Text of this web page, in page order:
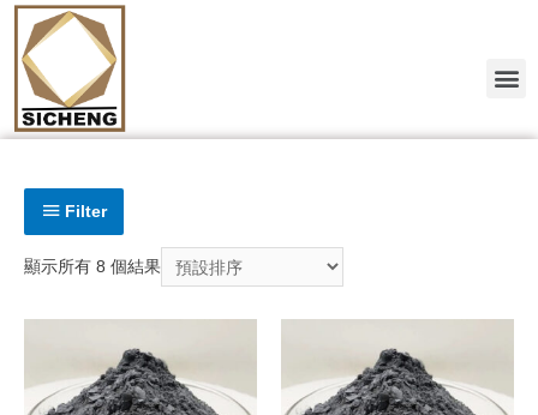
Filter
顯示所有 8 個結果